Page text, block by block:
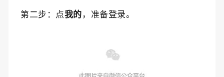
第二步： 点我的 ，准备登录。